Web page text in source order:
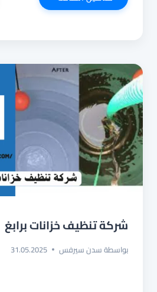
تنظيف
شركة تنظيف خزانات برابغ
بواسطةسدن سيرفس 31.05.2025